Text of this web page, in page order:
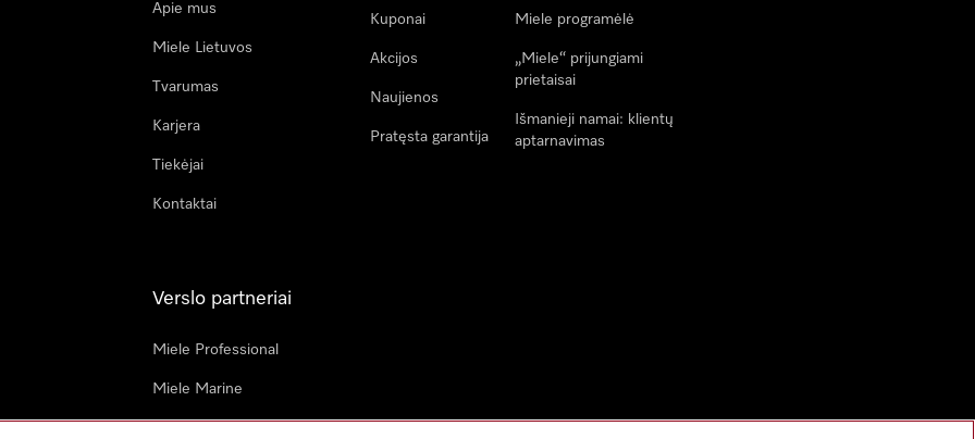
Apie mus
Miele Lietuvos
Tvarumas
Karjera
Tiekėjai
Kontaktai
Kuponai
Akcijos
Naujienos
Pratęsta garantija
Miele programėlė
„Miele“ prijungiami
prietaisai
Išmanieji namai: klientų
aptarnavimas
Verslo partneriai
Miele Professional
Miele Marine